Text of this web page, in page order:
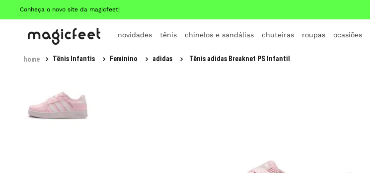
Conheça o novo site da magicfeet!
novidades tênis chinelos e sandálias chuteiras roupas ocasiões
Tênis Infantis Feminino adidas Tênis adidas Breaknet PS InfantilTERMOS MAIS BUSCADOS